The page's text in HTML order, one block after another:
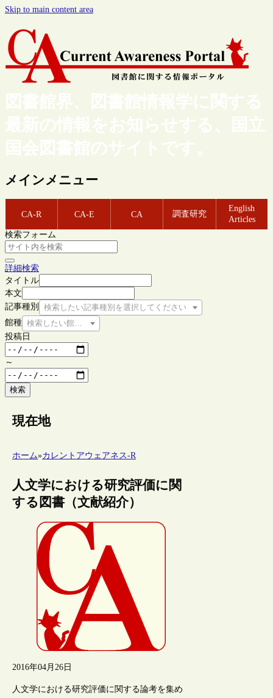
Skip to main content area
図書館界、図書館情報学に関する
最新の情報をお知らせする、国立
国会図書館のサイトです。
メインメニュー
CA-R CA-E CA 調査研究
English
Articles
検索フォーム
詳細検索
タイトル
本文
記事種別
検索したい記事種別を選択してください
館種 検索したい館種を選択してください
投稿日
～
検索
現在地
ホーム»カレントアウェアネス-R
人文学における研究評価に関
する図書（文献紹介）
2016年04月26日
人文学における研究評価に関する論考を集め